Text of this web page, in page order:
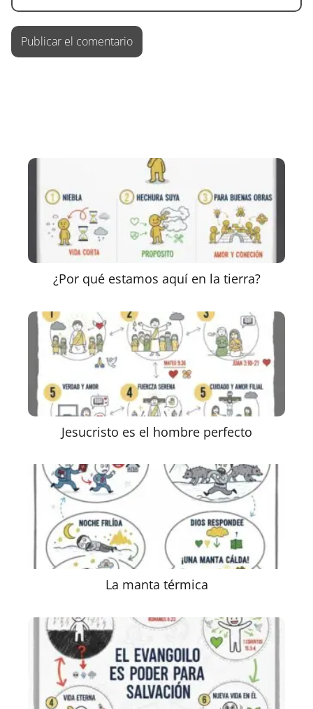
¿Por qué estamos aquí en la tierra?
Jesucristo es el hombre perfecto
La manta térmica